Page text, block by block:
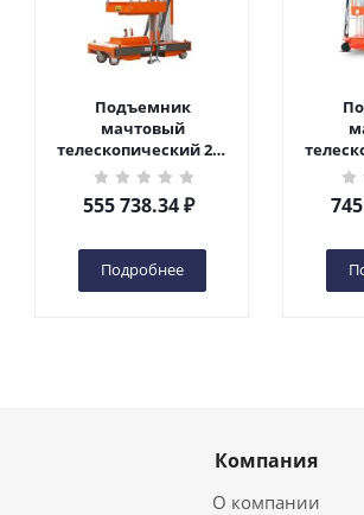
Подъемник
мачтовый
телескопический 200
кг 6 м TOR GTWY6-200S
DC 2-мачтовый
(автономный) (G) в
555 738.34₽
Подробнее
кг 10
200S
Компания
О компании